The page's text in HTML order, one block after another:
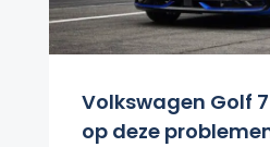
Volkswagen Golf
op deze